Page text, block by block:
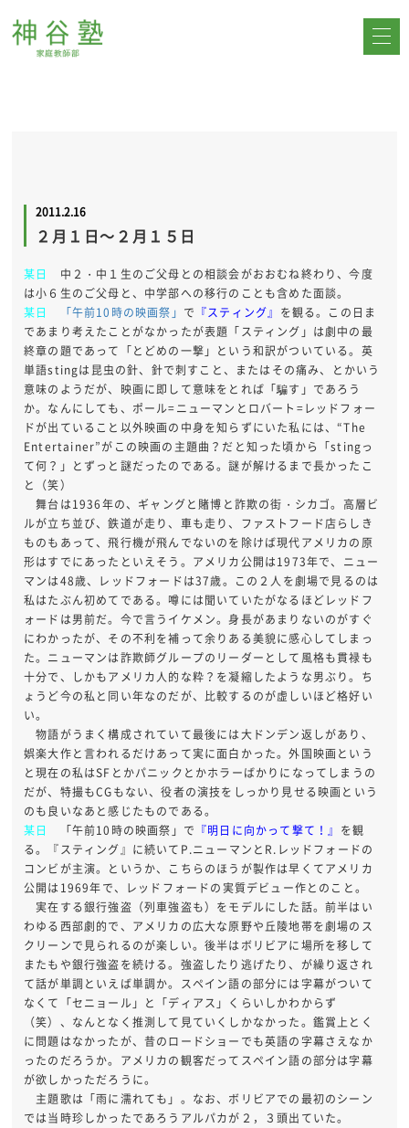
2011.2.16
２月１日～２月１５日
某日
中２・中１生のご父母との相談会がおおむね終わり、今度
は小６生のご父母と、中学部への移行のことも含めた面談。
某日
「午前10時の映画祭」 で 『スティング』 を観る。この日ま
であまり考えたことがなかったが表題「スティング」は劇中の最
終章の題であって「とどめの一撃」という和訳がついている。英
単語stingは昆虫の針、針で刺すこと、またはその痛み、とかいう
意味のようだが、映画に即して意味をとれば「騙す」であろう
か。なんにしても、ポール=ニューマンとロバート=レッドフォー
ドが出ていること以外映画の中身を知らずにいた私には、“The
Entertainer”がこの映画の主題曲？だと知った頃から「stingっ
て何？」とずっと謎だったのである。謎が解けるまで長かったこ
と（笑）
舞台は1936年の、ギャングと賭博と詐欺の街・シカゴ。高層ビ
ルが立ち並び、鉄道が走り、車も走り、ファストフード店らしき
ものもあって、飛行機が飛んでないのを除けば現代アメリカの原
形はすでにあったといえそう。アメリカ公開は1973年で、ニュー
マンは48歳、レッドフォードは37歳。この２人を劇場で見るのは
私はたぶん初めてである。噂には聞いていたがなるほどレッドフ
ォードは男前だ。今で言うイケメン。身長があまりないのがすぐ
にわかったが、その不利を補って余りある美貌に感心してしまっ
た。ニューマンは詐欺師グループのリーダーとして風格も貫禄も
十分で、しかもアメリカ人的な粋？を凝縮したような男ぶり。ち
ょうど今の私と同い年なのだが、比較するのが虚しいほど格好い
い。
物語がうまく構成されていて最後には大ドンデン返しがあり、
娯楽大作と言われるだけあって実に面白かった。外国映画という
と現在の私はSFとかパニックとかホラーばかりになってしまうの
だが、特撮もCGもない、役者の演技をしっかり見せる映画という
のも良いなあと感じたものである。
某日
「午前10時の映画祭」で 『明日に向かって撃て！』 を観
る。『スティング』に続いてP.ニューマンとR.レッドフォードの
コンビが主演。というか、こちらのほうが製作は早くてアメリカ
公開は1969年で、レッドフォードの実質デビュー作とのこと。
実在する銀行強盗（列車強盗も）をモデルにした話。前半はい
わゆる西部劇的で、アメリカの広大な原野や丘陵地帯を劇場のス
クリーンで見られるのが楽しい。後半はボリビアに場所を移して
またもや銀行強盗を続ける。強盗したり逃げたり、が繰り返され
て話が単調といえば単調か。スペイン語の部分には字幕がついて
なくて「セニョール」と「ディアス」くらいしかわからず
（笑）、なんとなく推測して見ていくしかなかった。鑑賞上とく
に問題はなかったが、昔のロードショーでも英語の字幕さえなか
ったのだろうか。アメリカの観客だってスペイン語の部分は字幕
が欲しかっただろうに。
主題歌は「雨に濡れても」。なお、ボリビアでの最初のシーン
では当時珍しかったであろうアルパカが２，３頭出ていた。